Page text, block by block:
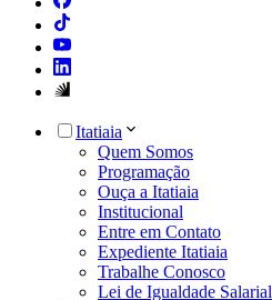
Itatiaia
Quem Somos
Programação
Ouça a Itatiaia
Institucional
Entre em Contato
Expediente Itatiaia
Trabalhe Conosco
Lei de Igualdade Salarial